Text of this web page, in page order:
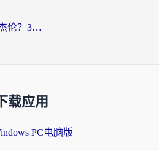
在美国怎么用酷我听周杰伦？3步搞定海外听歌难题
下载应用
PC电脑版